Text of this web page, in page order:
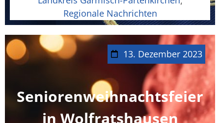
Regionale Nachrichten
13. Dezember 2023
Seniorenweihnachtsfeier
in Wolfratshausen